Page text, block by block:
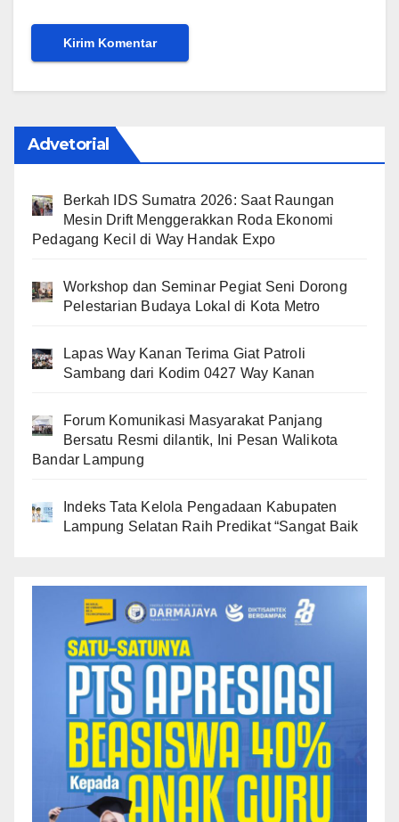
Advetorial
Berkah IDS Sumatra 2026: Saat Raungan
Mesin Drift Menggerakkan Roda Ekonomi
Pedagang Kecil di Way Handak Expo
Workshop dan Seminar Pegiat Seni Dorong
Pelestarian Budaya Lokal di Kota Metro
Lapas Way Kanan Terima Giat Patroli
Sambang dari Kodim 0427 Way Kanan
Forum Komunikasi Masyarakat Panjang
Bersatu Resmi dilantik, Ini Pesan Walikota
Bandar Lampung
Indeks Tata Kelola Pengadaan Kabupaten
Lampung Selatan Raih Predikat “Sangat Baik